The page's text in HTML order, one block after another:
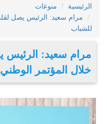
الرئيسية
منوعات
مرام سعيد: الرئيس يصل
للشباب
مرام سعيد:
خلال المؤتمر